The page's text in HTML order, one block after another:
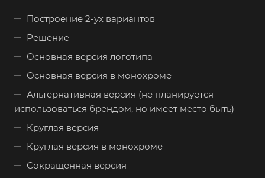
Построение 2-ух вариантов
Решение
Основная версия логотипа
Основная версия в монохроме
Альтернативная версия (не планируется
использоваться брендом, но имеет место быть)
Круглая версия
Круглая версия в монохроме
Сокращенная версия